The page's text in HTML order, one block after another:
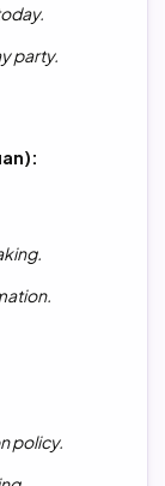
party.
policy.